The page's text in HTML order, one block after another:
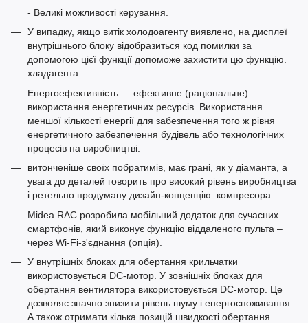
- Великі можливості керування.
У випадку, якщо витік холодоагенту виявлено, на дисплеї
внутрішнього блоку відобразиться код помилки за
допомогою цієї функції допоможе захистити цю функцію.
хладагента.
Енергоефективність — ефективне (раціональне)
використання енергетичних ресурсів. Використання
меншої кількості енергії для забезпечення того ж рівня
енергетичного забезпечення будівель або технологічних
процесів на виробництві.
витонченіше своїх побратимів, має грані, як у діаманта, а
увага до деталей говорить про високий рівень виробництва
і ретельно продуману дизайн-концепцію. компресора.
Midea RAC розробила мобільний додаток для сучасних
смартфонів, який виконує функцію віддаленого пульта –
через Wi-Fi-з'єднання (опція).
У внутрішніх блоках для обертання крильчатки
використовується DC-мотор. У зовнішніх блоках для
обертання вентилятора використовується DC-мотор. Це
дозволяє значно знизити рівень шуму і енергоспоживання.
А також отримати кілька позицій швидкості обертання